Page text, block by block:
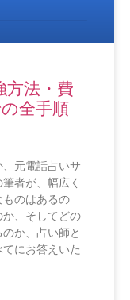
方法・費
全手順
元電話占いサ
者が、幅広く
のはあるの
、そしてどの
か、占い師と
にお答えいた